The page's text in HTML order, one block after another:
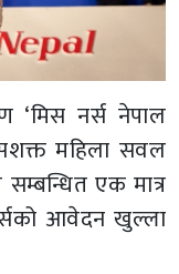
‘मिस नर्स नेपाल
महिला सवल
सम्बन्धित एक मात्र
आवेदन खुल्ला